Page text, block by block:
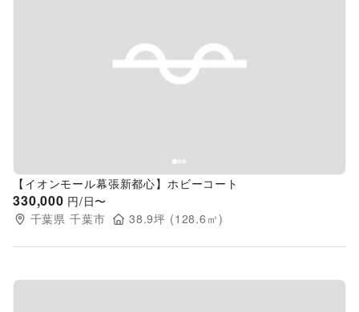
Previous slide
【イオンモール幕張新都心】ホビーコート
330,000 円/日〜
千葉県 千葉市 38.9坪 (128.6 ㎡)